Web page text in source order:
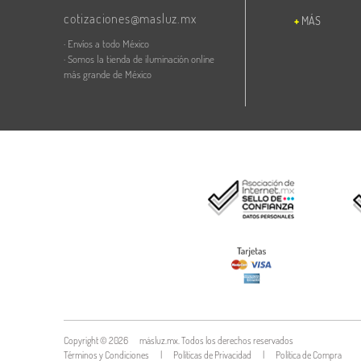
cotizaciones@masluz.mx
· Envíos a todo México
· Somos la tienda de iluminación online
más grande de México
MÁS
Copyright © 2026
másluz.mx. Todos los derechos reservados
Términos y Condiciones
| Políticas de Privacidad | Política de Compra